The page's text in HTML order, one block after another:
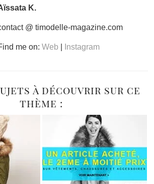
K.
@ timodelle-magazine.com
me on: Web Instagram
à découvrir sur ce
thème :